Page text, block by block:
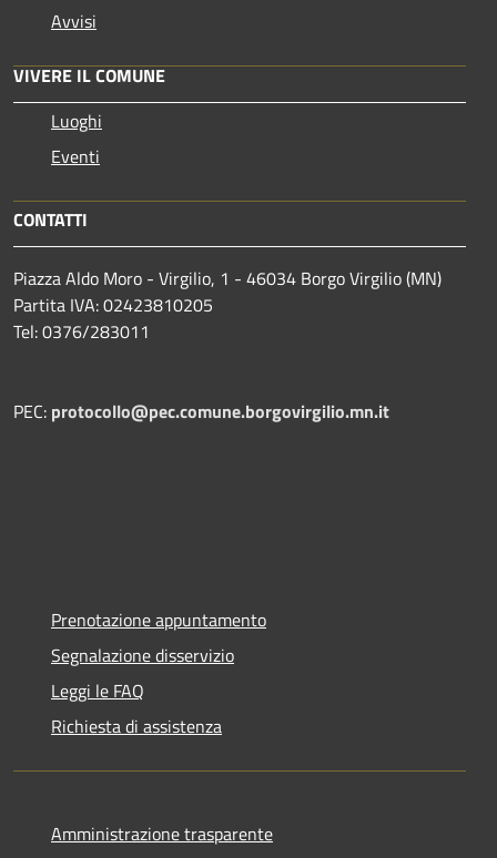
Avvisi
VIVERE IL COMUNE
Luoghi
Eventi
CONTATTI
Piazza Aldo Moro - Virgilio, 1 - 46034 Borgo Virgilio (MN)
Partita IVA: 02423810205
Tel: 0376/283011
PEC: protocollo@pec.comune.borgovirgilio.mn.it
Prenotazione appuntamento
Segnalazione disservizio
Leggi le FAQ
Richiesta di assistenza
Amministrazione trasparente